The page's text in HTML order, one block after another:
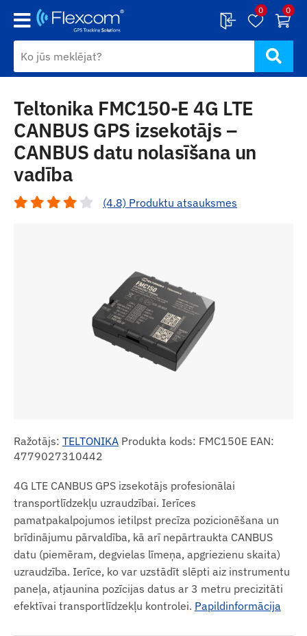
0 0
Teltonika FMC150-E 4G LTE
CANBUS GPS izsekotājs –
CANBUS datu nolasīšana un
vadība
(4.8) Produktu atsauksmes
Ražotājs: TELTONIKA Produkta kods: FMC150E EAN:
4779027310442
4G LTE CANBUS GPS izsekotājs profesionālai
transportlīdzekļu uzraudzībai. Ierīces
pamatpakalpojumos ietilpst precīza pozicionēšana un
brīdinājumu pārvaldība, kā arī nepārtraukta CANBUS
datu (piemēram, degvielas līmeņa, apgriezienu skaita)
uzraudzība. Ierīce, ko var uzstādīt slēpti aiz instrumentu
paneļa, atjaunina pozīcijas datus ar 3 metru precizitāti
efektīvai transportlīdzekļu kontrolei. Papildinformācija